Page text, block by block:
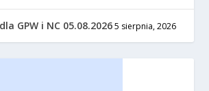
GPW i NC 05.08.2026 5 sierpnia, 2026